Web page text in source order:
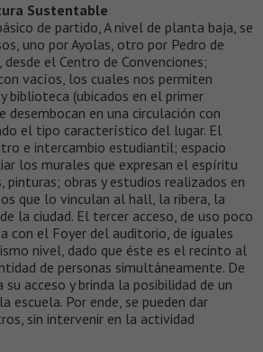
Sustentable
de partido, A nivel de planta baja, se
uno por Ayolas, otro por Pedro de
el Centro de Convenciones;
vacíos, los cuales nos permiten
biblioteca (ubicados en el primer
desembocan en una circulación con
el tipo característico del lugar. El
e intercambio estudiantil; espacio
los murales que expresan el espíritu
pinturas; obras y estudios realizados en
que lo vinculan al hall, la ribera, la
la ciudad. El tercer acceso, de uso poco
con el Foyer del auditorio, de iguales
nivel, dado que éste es el recinto al
de personas simultáneamente. De
acceso y brinda la posibilidad de un
escuela. Por ende, se pueden dar
sin intervenir en la actividad